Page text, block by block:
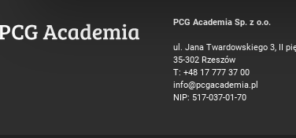
PCG Academia Sp. z o.o.
ul. Jana Twardowskiego 3, II
35-302 Rzeszów
T: +48 17 777 37 00
info@pcgacademia.pl
NIP: 517-037-01-70